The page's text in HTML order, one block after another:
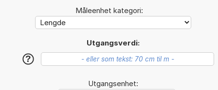
Måleenhet kategori:
Utgangsverdi:
?
Utgangsenhet: